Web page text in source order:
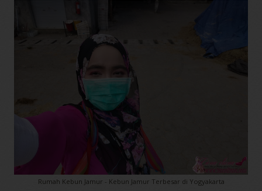
Rumah Kebun Jamur - Kebun Jamur Terbesar di Yogyakarta